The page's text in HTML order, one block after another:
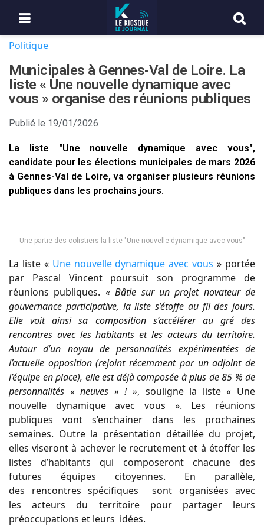
Politique
Municipales à Gennes-Val de Loire. La
liste « Une nouvelle dynamique avec
vous » organise des réunions publiques
Publié le 19/01/2026
La liste "Une nouvelle dynamique avec vous",
candidate pour les élections municipales de mars 2026
à Gennes-Val de Loire, va organiser plusieurs réunions
publiques dans les prochains jours.
Une partie des colistiers la liste "Une nouvelle dynamique avec vous"
La liste « Une nouvelle dynamique avec vous » portée
par Pascal Vincent poursuit son programme de
réunions publiques. « Bâtie sur un projet novateur de
gouvernance participative, la liste s’étoffe au fil des jours.
Elle voit ainsi sa composition s’accélérer au gré des
rencontres avec les habitants et les acteurs du territoire.
Autour d’un noyau de personnalités expérimentées de
l’actuelle opposition (rejoint récemment par un adjoint de
l’équipe en place), elle est déjà composée à plus de 85 % de
personnalités « neuves » ! », souligne la liste « Une
nouvelle dynamique avec vous ». Les réunions
publiques vont s’enchainer dans les prochaines
semaines. Outre la présentation détaillée du projet,
elles viseront à achever le recrutement et à étoffer les
listes d’habitants qui composeront chacune des
futures équipes citoyennes. En parallèle,
des rencontres spécifiques sont organisées avec
les acteurs du territoire pour partager leurs
préoccupations et leurs idées.